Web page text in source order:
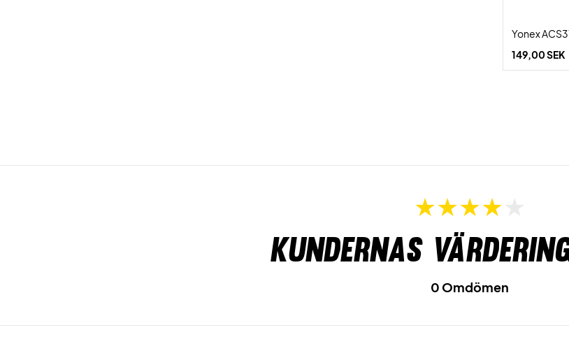
Yonex
149,00 SEK
Kundernas
0 Omdömen